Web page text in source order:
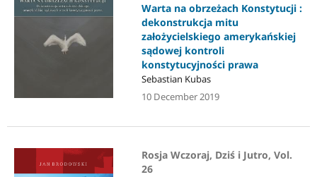
Warta na obrzeżach Konstytucji :
dekonstrukcja mitu
założycielskiego amerykańskiej
sądowej kontroli
konstytucyjności prawa
Sebastian Kubas
10 December 2019
Rosja Wczoraj, Dziś i Jutro, Vol.
26